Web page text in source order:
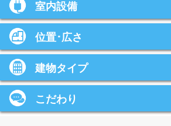
室内設備
位置･広さ
建物タイプ
こだわり